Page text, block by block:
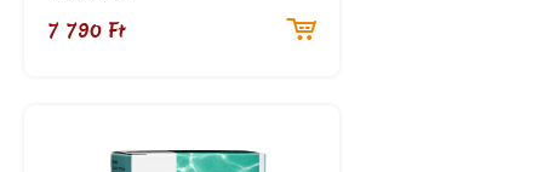
7 790 Ft